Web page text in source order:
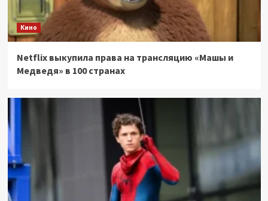
Кино
Netflix выкупила права на трансляцию «Машы и
Медведя» в 100 странах